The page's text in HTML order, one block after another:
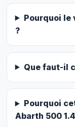
Pourquoi le
?
Que faut-il
Pourquoi
Abarth 500